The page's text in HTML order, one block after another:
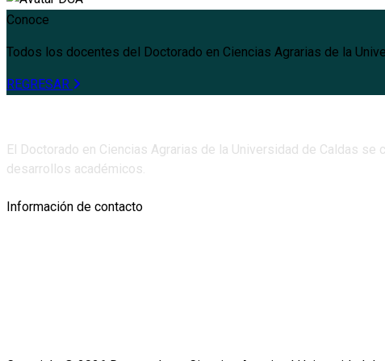
Conoce
Todos los docentes del Doctorado en Ciencias Agrarias de la
REGRESAR
El Doctorado en Ciencias Agrarias de la Universidad de Caldas
desarrollos académicos.
Información de contacto